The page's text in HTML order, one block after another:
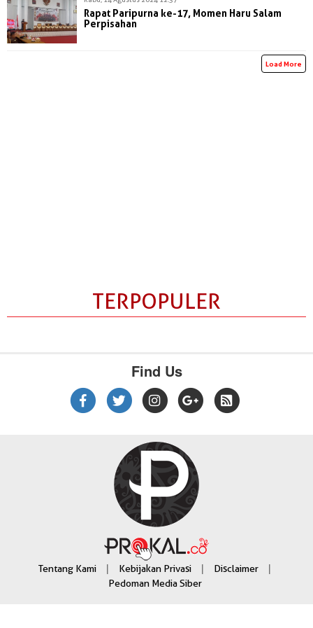
Rapat Paripurna ke-17, Momen Haru Salam
Perpisahan
Load More
TERPOPULER
Find Us
Tentang Kami | Kebijakan Privasi | Disclaimer |
Pedoman Media Siber